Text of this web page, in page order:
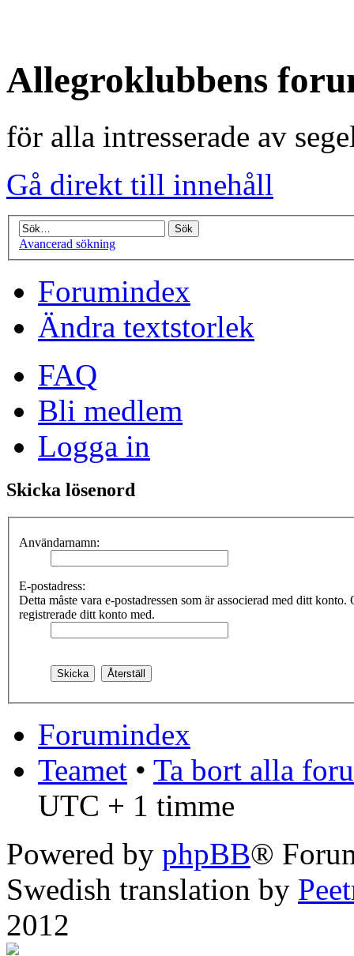
Allegroklubbens
för alla intresserade av
Gå direkt till innehåll
Avancerad sökning
Forumindex
Ändra textstorlek
FAQ
Bli medlem
Logga in
Skicka lösenord
Användarnamn:
E-postadress:
Detta måste vara e-postadressen som är associerad med ditt
registrerade ditt konto med.
Forumindex
Teamet • Ta bort alla
UTC + 1 timme
Powered by phpBB®
Swedish translation by
2012